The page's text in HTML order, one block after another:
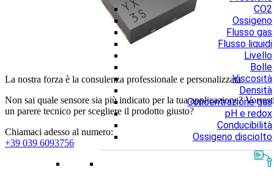
CO2
Ossigeno
Flusso gas
Flusso liquidi
Livello
Bolle
Viscosità
Densità
Concentrazione gas
pH e redox
Conducibilità
Ossigeno disciolto
La nostra forza è la consulenza professionale e personalizzata
Non sai quale sensore sia più indicato per la tua applicazione?
un parere tecnico per scegliere il prodotto giusto?
Chiamaci adesso al numero:
+39 039 6093756